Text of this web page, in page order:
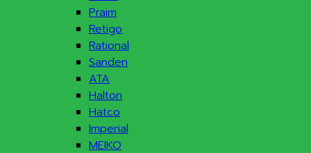
Praim
Retigo
Rational
Sanden
ATA
Halton
Hatco
Imperial
MEIKO